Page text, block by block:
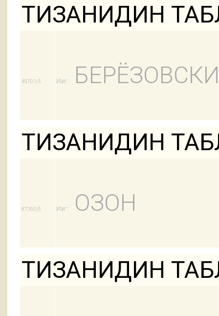
ТИЗАНИДИН
49701/5 Изг:
ТИЗАНИДИН
87260/5 Изг: ОЗОН
ТИЗАНИДИН